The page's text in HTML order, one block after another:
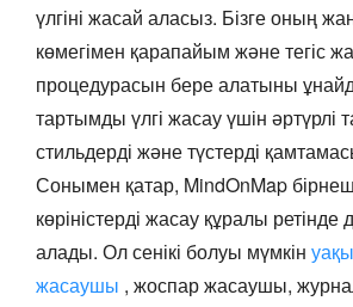
үлгіні жасай аласыз. Бізге оның
көмегімен қарапайым және тегіс
процедурасын бере алатыны
тартымды үлгі жасау үшін әртүрлі
стильдерді және түстерді
Сонымен қатар, MindOnMap
көріністерді жасау құралы ретінде
алады. Ол сенікі болуы мүмкін
жасаушы , жоспар жасаушы,